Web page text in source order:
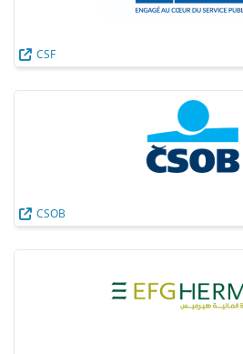
CSF
CSOB